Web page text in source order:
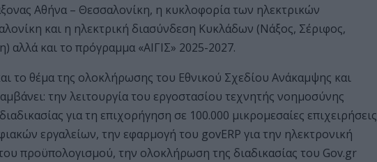
Αθήνα – Θεσσαλονίκη, η κυκλοφορία των ηλεκτρικών
και η ηλεκτρική διασύνδεση Κυκλάδων (Νάξος, Σέριφος,
και το πρόγραμμα «ΑΙΓΙΣ» 2025-2027.
το θέμα της ολοκλήρωσης του Εθνικού Σχεδίου Ανάκαμψης και
την λειτουργία του εργοστασίου τεχνητής νοημοσύνης
για τη επιχορήγηση σε 100.000 μικρομεσαίες επιχειρήσεις
εργαλείων, την εφαρμογή του govERP για την ηλεκτρονική
προϋπολογισμού, την ολοκλήρωση της διαδικασίας του Gov.gr